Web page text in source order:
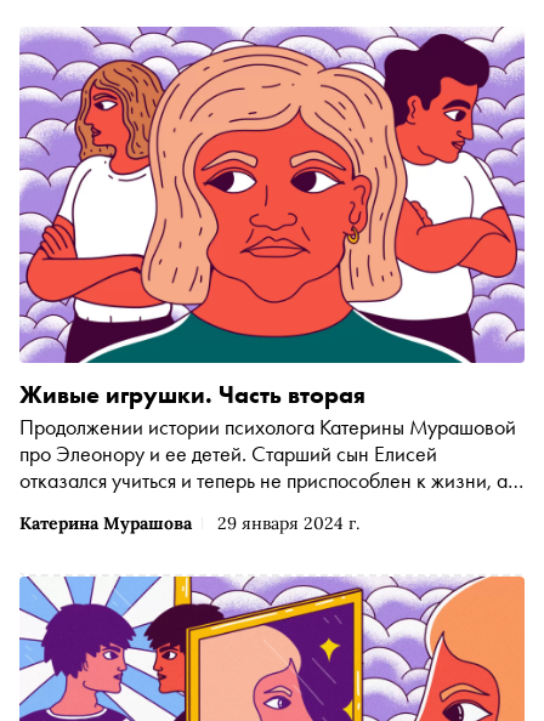
Катерина Мурашова 29 января 2024 г.
Живые игрушки. Часть вторая
Продолжении истории психолога Катерины Мурашовой
про Элеонору и ее детей. Старший сын Елисей
отказался учиться и теперь не приспособлен к жизни, а
самоубийством